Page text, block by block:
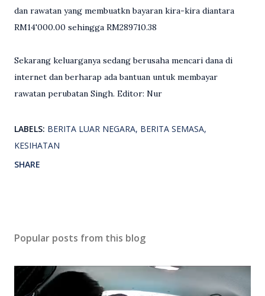
dan rawatan yang membuatkn bayaran kira-kira diantara
RM14'000.00 sehingga RM289710.38
Sekarang keluarganya sedang berusaha mencari dana di
internet dan berharap ada bantuan untuk membayar
rawatan perubatan Singh. Editor: Nur
LABELS: BERITA LUAR NEGARA BERITA SEMASA
KESIHATAN
SHARE
Popular posts from this blog